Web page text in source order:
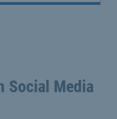
Social Media